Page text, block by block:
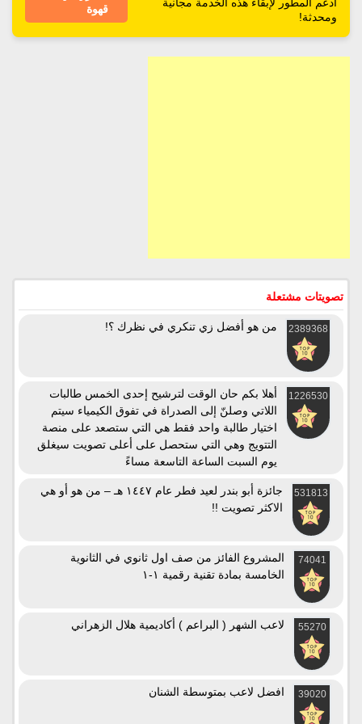
ومحدثة!
قهوة
تصويتات مشتعلة
2389368 من هو أفضل زي تنكري في نظرك ؟!
1226530
أهلا بكم حان الوقت لترشيح إحدى الخمس طالبات
اللاتي وصلنّ إلى الصدراة في تفوق الكيمياء سيتم
اختيار طالبة واحد فقط هي التي ستصعد على منصة
التتويج وهي التي ستحصل على أعلى تصويت سيغلق
يوم السبت الساعة التاسعة مساءً
531813
جائزة أبو بندر لعيد فطر عام ١٤٤٧ هـ – من هو أو هي
الاكثر تصويت !!
74041
المشروع الفائز من صف اول ثانوي في الثانوية
الخامسة بمادة تقنية رقمية ١-١
55270 لاعب الشهر ( البراعم ) أكاديمية هلال الزهراني
39020 افضل لاعب بمتوسطة الشنان